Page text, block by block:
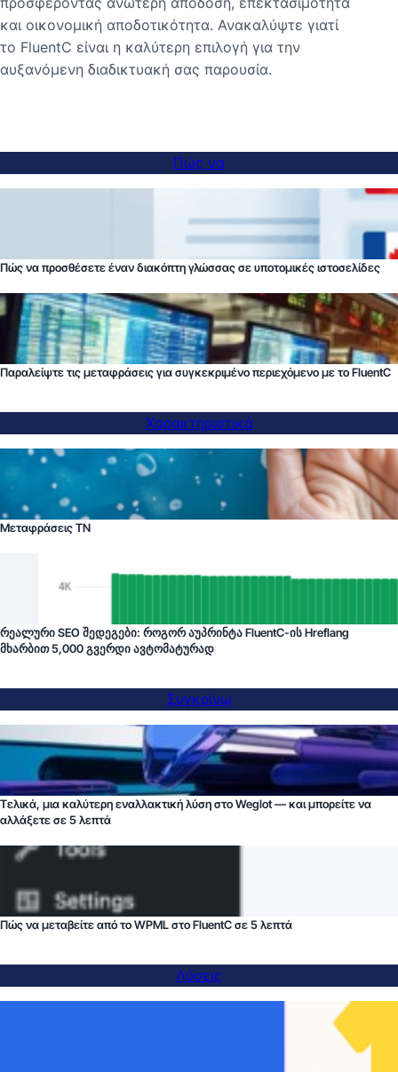
και οικονομική αποδοτικότητα. Ανακαλύψτε γιατί
το FluentC είναι η καλύτερη επιλογή για την
αυξανόμενη διαδικτυακή σας παρουσία.
Πώς να
Πώς να προσθέσετε έναν διακόπτη γλώσσας σε υποτομικές ιστοσελίδες
Παραλείψτε τις μεταφράσεις για συγκεκριμένο περιεχόμενο με το FluentC
Χαρακτηριστικά
Μεταφράσεις ΤΝ
რეალური SEO შედეგები: როგორ აუპრინტა FluentC-ის Hreflang
მხარბით 5,000 გვერდი ავტომატურად
Συγκρίνω
Τελικά, μια καλύτερη εναλλακτική λύση στο Weglot — και μπορείτε να
αλλάξετε σε 5 λεπτά
Πώς να μεταβείτε από το WPML στο FluentC σε 5 λεπτά
Λύσεις